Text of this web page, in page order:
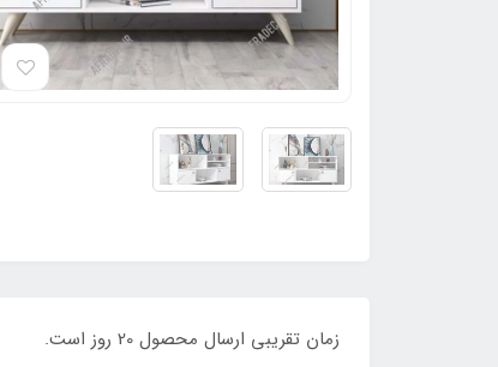
زمان تقریبی ارسال محصول 20 روز است.